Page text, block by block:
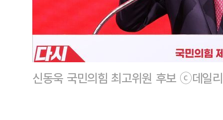
신동욱 국민의힘 최고위원 후보 ⓒ데일